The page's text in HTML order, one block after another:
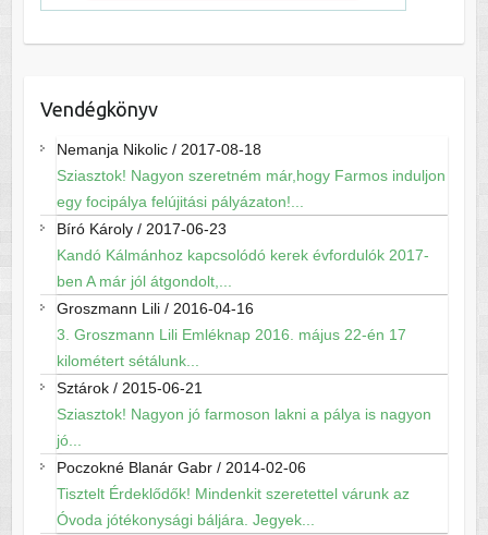
Vendégkönyv
Nemanja Nikolic/ 2017-08-18
Sziasztok! Nagyon szeretném már,hogy Farmos induljon
egy focipálya felújitási pályázaton!...
Bíró Károly/ 2017-06-23
Kandó Kálmánhoz kapcsolódó kerek évfordulók 2017-
ben A már jól átgondolt,...
Groszmann Lili/ 2016-04-16
3. Groszmann Lili Emléknap 2016. május 22-én 17
kilométert sétálunk...
Sztárok/ 2015-06-21
Sziasztok! Nagyon jó farmoson lakni a pálya is nagyon
jó...
Poczokné Blanár Gabr/ 2014-02-06
Tisztelt Érdeklődők! Mindenkit szeretettel várunk az
Óvoda jótékonysági báljára. Jegyek...